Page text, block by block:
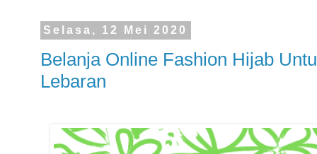
Selasa, 12 Mei 2020
Belanja Online Fashion Hijab
Lebaran